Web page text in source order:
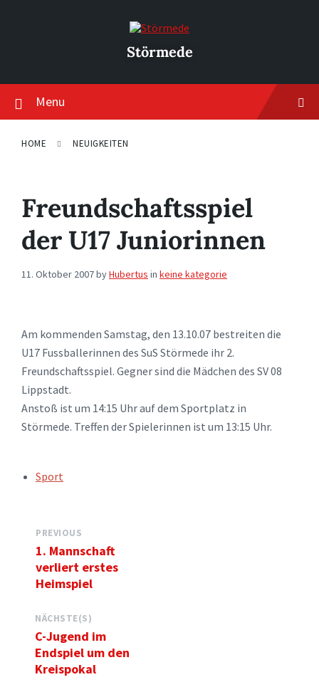
Störmede
Menu
HOME NEUIGKEITEN
Freundschaftsspiel
der U17 Juniorinnen
11. Oktober 2007byHubertus in keine kategorie
Am kommenden Samstag, den 13.10.07 bestreiten die
U17 Fussballerinnen des SuS Störmede ihr 2.
Freundschaftsspiel. Gegner sind die Mädchen des SV 08
Lippstadt.
Anstoß ist um 14:15 Uhr auf dem Sportplatz in
Störmede. Treffen der Spielerinnen ist um 13:15 Uhr.
TAGS:Sport
PREVIOUS
1. Mannschaft
verliert erstes
Heimspiel
NÄCHSTE(S)
C-Jugend im
Endspiel um den
Kreispokal